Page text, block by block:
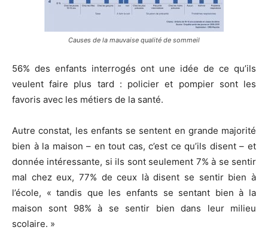
Causes de la mauvaise qualité de sommeil
56% des enfants interrogés ont une idée de ce qu’ils
veulent faire plus tard : policier et pompier sont les
favoris avec les métiers de la santé.
Autre constat, les enfants se sentent en grande majorité
bien à la maison – en tout cas, c’est ce qu’ils disent – et
donnée intéressante, si ils sont seulement 7% à se sentir
mal chez eux, 77% de ceux là disent se sentir bien à
l’école, « tandis que les enfants se sentant bien à la
maison sont 98% à se sentir bien dans leur milieu
scolaire. »